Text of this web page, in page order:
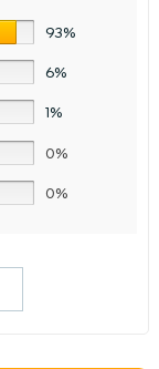
93%
6%
1%
0%
0%